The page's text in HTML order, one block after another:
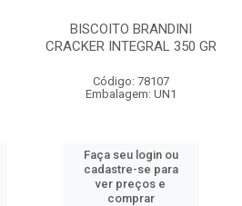
BISCOITO BRANDINI
CRACKER INTEGRAL 350 GR
Código: 78107
Embalagem: UN1
Faça seu login ou
cadastre-se para
ver preços e
comprar